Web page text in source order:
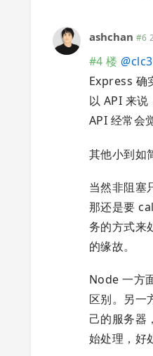
ashchan #6
#4 楼 @
Express 确
以 API 来说
API 经常会
其他小到如
当然非阻塞
那还是要
务的方式来
的缘故。
Node 一方
区别。另一
己的服务器
始处理，好